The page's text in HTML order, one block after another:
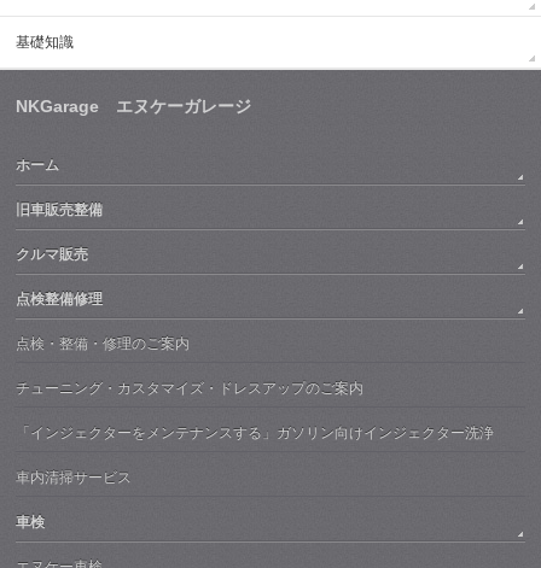
基礎知識
NKGarage エヌケーガレージ
ホーム
旧車販売整備
クルマ販売
点検整備修理
点検・整備・修理のご案内
チューニング・カスタマイズ・ドレスアップのご案内
「インジェクターをメンテナンスする」ガソリン向けインジェクター洗浄
車内清掃サービス
車検